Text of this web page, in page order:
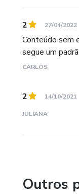
2 27/04/2022
Conteúdo sem
segue um
CARLOS
2 14/10/2021
JULIANA
Outros